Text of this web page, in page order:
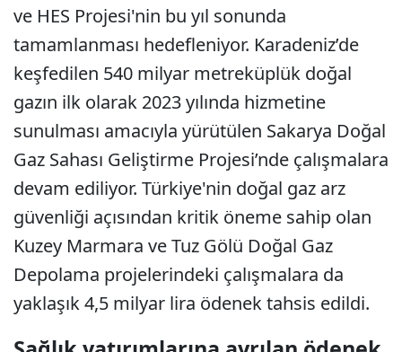
ve HES Projesi'nin bu yıl sonunda
tamamlanması hedefleniyor. Karadeniz’de
keşfedilen 540 milyar metreküplük doğal
gazın ilk olarak 2023 yılında hizmetine
sunulması amacıyla yürütülen Sakarya Doğal
Gaz Sahası Geliştirme Projesi’nde çalışmalara
devam ediliyor. Türkiye'nin doğal gaz arz
güvenliği açısından kritik öneme sahip olan
Kuzey Marmara ve Tuz Gölü Doğal Gaz
Depolama projelerindeki çalışmalara da
yaklaşık 4,5 milyar lira ödenek tahsis edildi.